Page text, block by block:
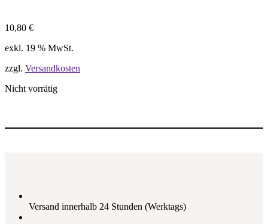
10,80 €
exkl. 19 % MwSt.
zzgl. Versandkosten
Nicht vorrätig
Versand innerhalb 24 Stunden (Werktags)